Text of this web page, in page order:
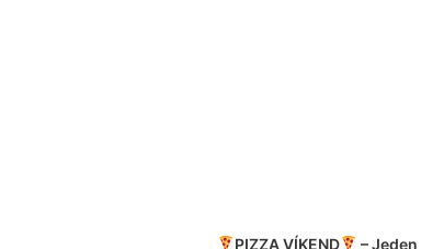
PIZZA VÍKEND – Jeden